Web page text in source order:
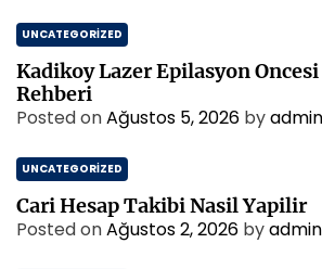
UNCATEGORIZED
Kadikoy Lazer Epilasyon
Rehberi
Posted onAğustos 5, 2026 byadmin
UNCATEGORIZED
Cari Hesap Takibi Nasil Yapilir
Posted onAğustos 2, 2026 byadmin